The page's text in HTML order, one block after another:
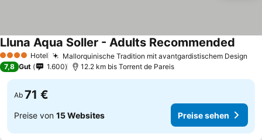
4 Sterne Hotel Mallorquinische Tradition mit avantgardistischem Design
Lluna Aqua Soller - Adults Recommended
7,8 Gut 1.600 12.2 km bis Torrent de Pareis
Ab 71 €
Preise von 15 Websites Preise sehen